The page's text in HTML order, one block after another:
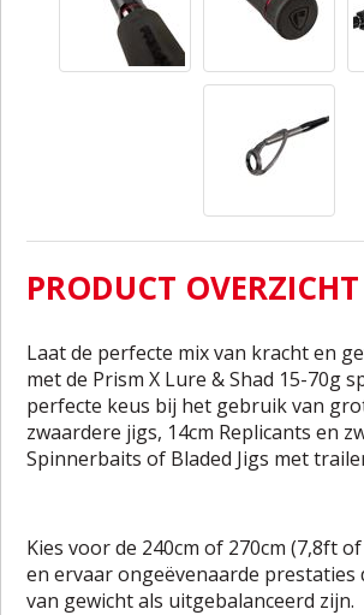
PRODUCT OVERZICHT
Laat de perfecte mix van kracht en
met de Prism X Lure & Shad 15-70g
perfecte keus bij het gebruik van
zwaardere jigs, 14cm Replicants en
Spinnerbaits of Bladed Jigs met
Kies voor de 240cm of 270cm (7,8ft
en ervaar ongeëvenaarde prestaties
van gewicht als uitgebalanceerd zijn.